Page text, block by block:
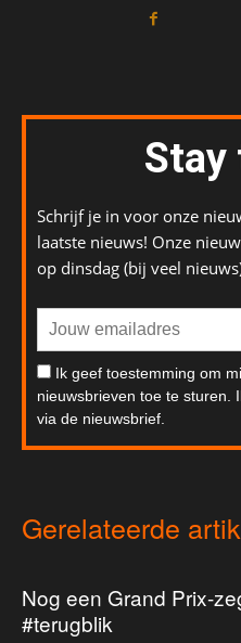
Stay
Schrijf je in voor onze
laatste nieuws! Onze
op dinsdag (bij veel
Ik geef toestemming om
nieuwsbrieven toe te sturen.
via de nieuwsbrief.
Gerelateerde
Nog een Grand Prix-
#terugblik